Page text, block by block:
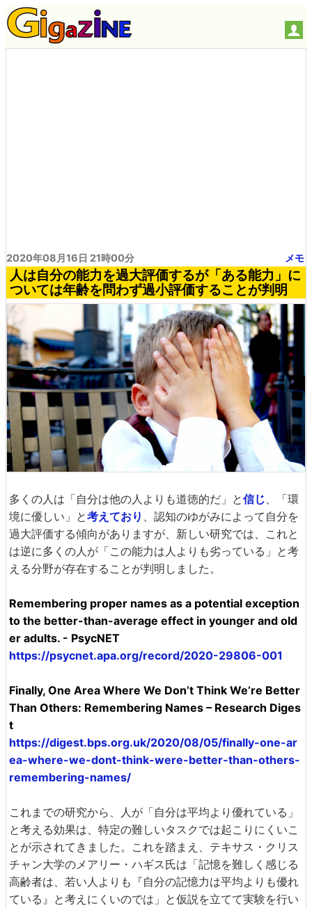
2020年08月16日 21時00分 メモ
人は自分の能力を過大評価するが「ある能力」に
ついては年齢を問わず過小評価することが判明
多くの人は「自分は他の人よりも道徳的だ」と信じ 、「環
境に優しい」と考えており
、認知のゆがみによって自分を
過大評価する傾向がありますが、新しい研究では、これと
は逆に多くの人が「この能力は人よりも劣っている」と考
える分野が存在することが判明しました。
Remembering proper names as a potential exception
to the better-than-average effect in younger and old
er adults. - PsycNET
https://psycnet.apa.org/record/2020-29806-001
Finally, One Area Where We Don’t Think We’re Better
Than Others: Remembering Names – Research Diges
t
https://digest.bps.org.uk/2020/08/05/finally-one-ar
ea-where-we-dont-think-were-better-than-others-
remembering-names/
これまでの研究から、人が「自分は平均より優れている」
と考える効果は、特定の難しいタスクでは起こりにくいこ
とが示されてきました。これを踏まえ、テキサス・クリス
チャン大学のメアリー・ハギス氏は「記憶を難しく感じる
高齢者は、若い人よりも『自分の記憶力は平均よりも優れ
ている』と考えにくいのでは」と仮説を立てて実験を行い